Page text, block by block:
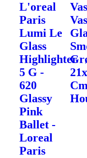
L'oreal
Paris
Lumi Le
Glass
Highlighter
5 G -
620
Glassy
Pink
Ballet -
Loreal
Paris